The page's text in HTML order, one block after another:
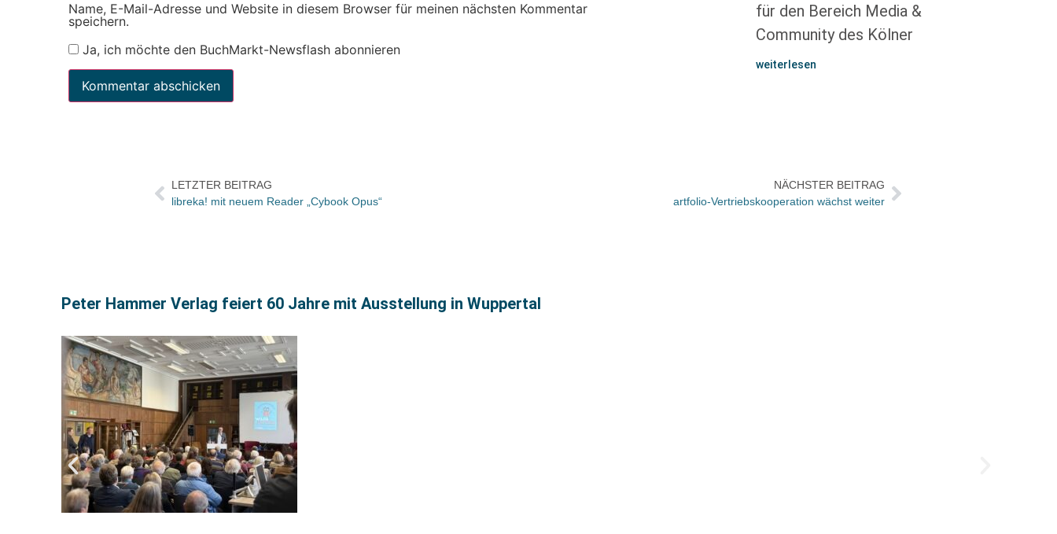
Name, E-Mail-Adresse und Website in diesem Browser für meinen nächsten Kommentar
speichern.
Ja, ich möchte den BuchMarkt-Newsflash abonnieren
für den Bereich Media &
Community des Kölner
weiterlesen
LETZTER BEITRAG
libreka! mit neuem Reader „Cybook Opus“
NÄCHSTER BEITRAG
artfolio-Vertriebskooperation wächst weiter
Peter Hammer Verlag feiert 60 Jahre mit Ausstellung in Wuppertal